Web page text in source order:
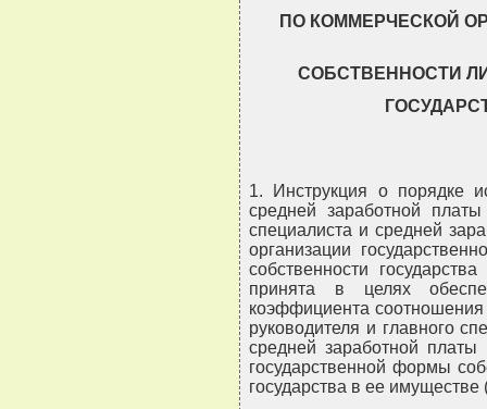
ПО КОММЕРЧЕСКОЙ
СОБСТВЕННОСТИ
1. Инструкция о порядке
средней заработной
специалиста и средней
организации
собственности
принята в целях
коэффициента соотношения
руководителя и главного
средней заработной
государственной формы
государства в ее имуществе